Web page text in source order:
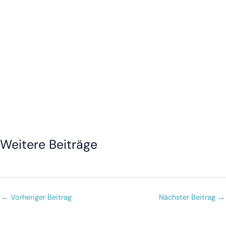
Weitere BeiträgePackliste Philippinen
Top Sehenswürdigkeiten
Übernachten
← Vorheriger Beitrag Nächster Beitrag →